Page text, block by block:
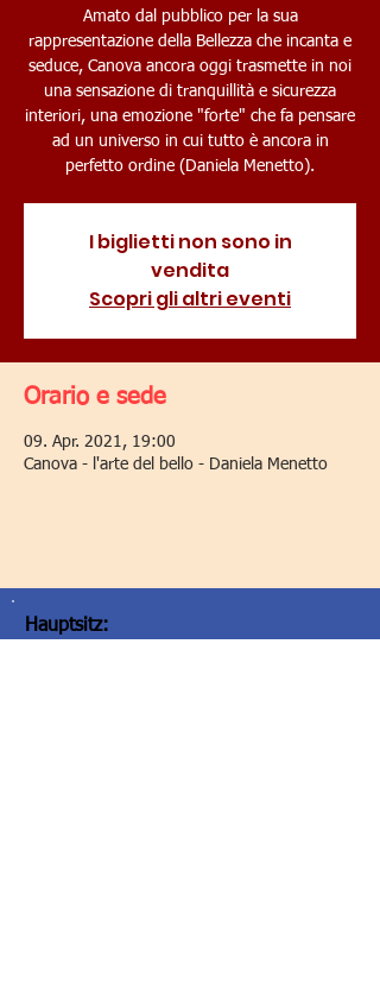
Amato dal pubblico per la sua
rappresentazione della Bellezza che incanta e
seduce, Canova ancora oggi trasmette in noi
una sensazione di tranquillità e sicurezza
interiori, una emozione "forte" che fa pensare
ad un universo in cui tutto è ancora in
perfetto ordine (Daniela Menetto).
I biglietti non sono in
vendita
Scopri gli altri eventi
Orario e sede
09. Apr. 2021, 19:00
Canova - l'arte del bello - Daniela Menetto
Hauptsitz: